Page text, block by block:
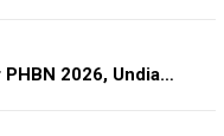
PHBN 2026, Undia…